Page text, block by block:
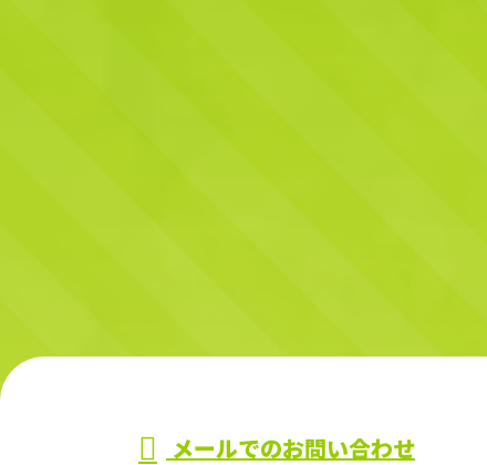
メールでのお問い合わせ